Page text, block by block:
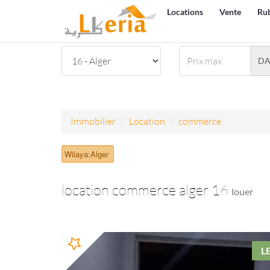
Locations Vente
DA
Immobilier Location commerce
Wilaya:Alger
location commerce alger 16 louer